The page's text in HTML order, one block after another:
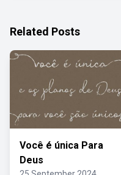
Related Posts
Você é única Para
Deus